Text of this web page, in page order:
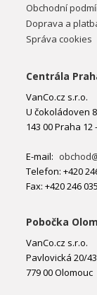
Obchodní
Doprava a
Správa cookies
Centrála
VanCo.cz s.r.o.
U čokoládoven
143 00 Praha
E-mail:
Telefon: +420
Fax: +420 246
Pobočka
VanCo.cz s.r.o.
Pavlovická 20/43
779 00 Olomouc